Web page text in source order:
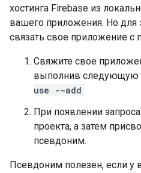
хостинга Firebase из
вашего приложения. Но для
связать свое приложение с
Свяжите свое
выполнив следующую
use --add
При появлении
проекта, а затем
псевдоним.
Псевдоним полезен, если у